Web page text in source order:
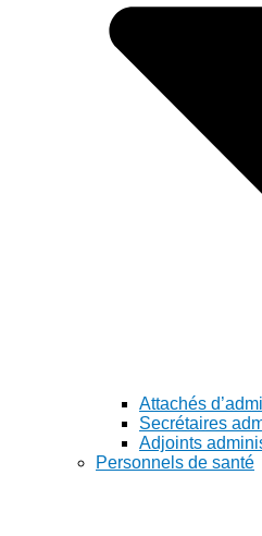
Attachés
Secrétaires
Adjoints
Personnels de santé